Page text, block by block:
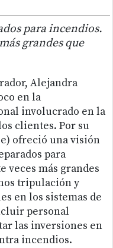
para incendios.
grandes que
Alejandra
en la
involucrado en la
clientes. Por su
ofreció una visión
para
veces más grandes
tripulación y
en los sistemas de
personal
las inversiones en
incendios.